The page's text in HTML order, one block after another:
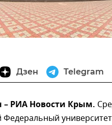
Дзен Telegram
РИА Новости Крым.